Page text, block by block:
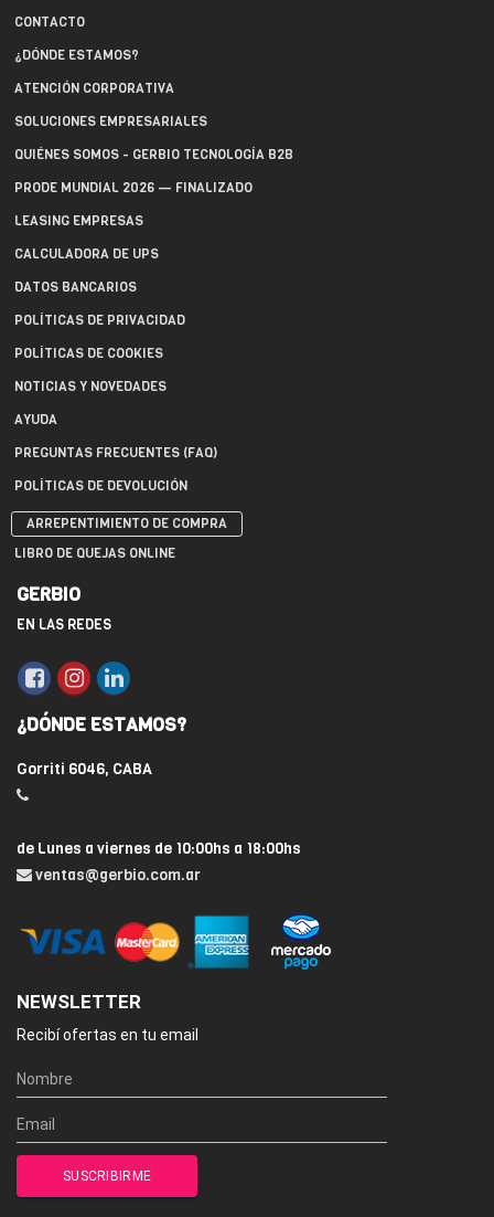
CONTACTO
¿DÓNDE ESTAMOS?
ATENCIÓN CORPORATIVA
SOLUCIONES EMPRESARIALES
QUIÉNES SOMOS - GERBIO TECNOLOGÍA B2B
PRODE MUNDIAL 2026 — FINALIZADO
LEASING EMPRESAS
CALCULADORA DE UPS
DATOS BANCARIOS
POLÍTICAS DE PRIVACIDAD
POLÍTICAS DE COOKIES
NOTICIAS Y NOVEDADES
AYUDA
PREGUNTAS FRECUENTES (FAQ)
POLÍTICAS DE DEVOLUCIÓN
ARREPENTIMIENTO DE COMPRA
LIBRO DE QUEJAS ONLINE
GERBIO
EN LAS REDES
¿DÓNDE ESTAMOS?
Gorriti 6046, CABA
de Lunes a viernes de 10:00hs a 18:00hs
ventas@gerbio.com.ar
NEWSLETTER
Recibí ofertas en tu email